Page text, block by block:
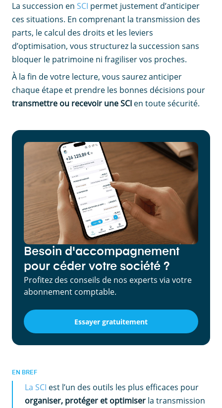
La succession en SCI permet justement d’anticiper
ces situations. En comprenant la transmission des
parts, le calcul des droits et les leviers
d’optimisation, vous structurez la succession sans
bloquer le patrimoine ni fragiliser vos proches.
À la fin de votre lecture, vous saurez anticiper
chaque étape et prendre les bonnes décisions pour
transmettre ou recevoir une SCI en toute sécurité.
Besoin d'accompagnement
pour céder votre société ?
Profitez des conseils de nos experts via votre
abonnement comptable.
Essayer gratuitement
EN BREF
La SCI est l’un des outils les plus efficaces pour
organiser, protéger et optimiser la transmission